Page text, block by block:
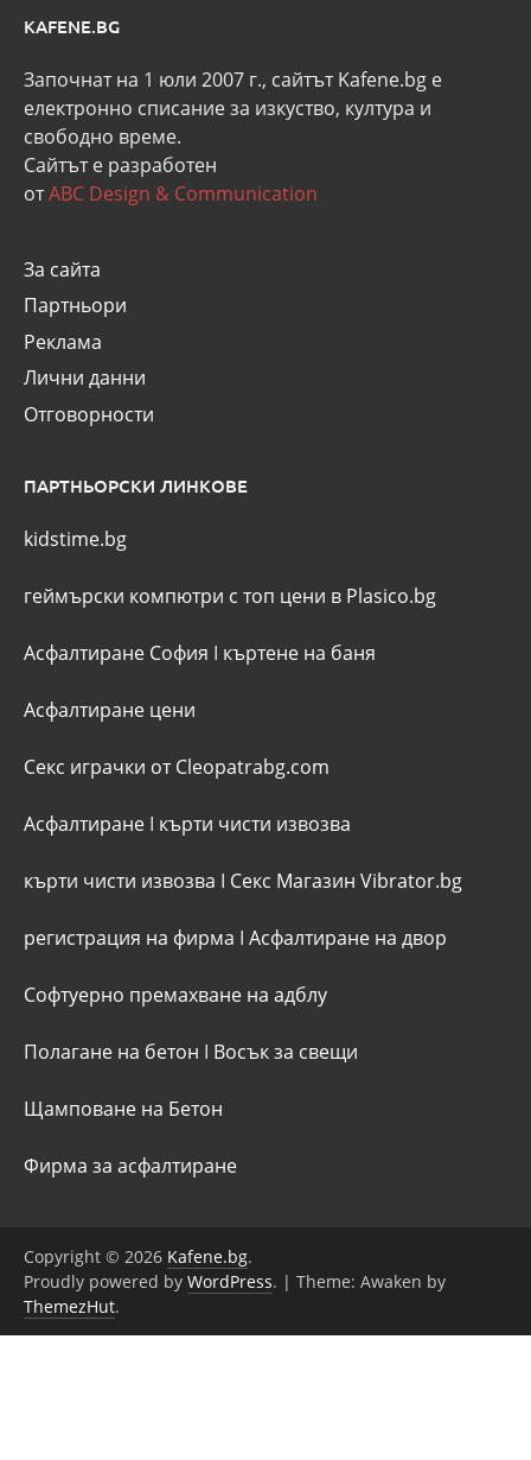
KAFENE.BG
Започнат на 1 юли 2007 г., сайтът Kafene.bg e
eлектронно списание за изкуство, култура и
свободно време.
Сайтът е разработен
отABC Design & Communication
За сайта
Партньори
Реклама
Лични данни
Отговорности
ПАРТНЬОРСКИ ЛИНКОВЕ
kidstime.bg
геймърски компютри с топ цени в Plasico.bg
Асфалтиране София I къртене на баня
Асфалтиране цени
Секс играчки от Cleopatrabg.com
Асфалтиране I кърти чисти извозва
кърти чисти извозва I Секс Магазин Vibrator.bg
регистрация на фирма I Асфалтиране на двор
Софтуерно премахване на адблу
Полагане на бетон I Восък за свещи
Щамповане на Бетон
Фирма за асфалтиране
Copyright © 2026 Kafene.bg.
Proudly powered by WordPress. | Theme: Awaken by
ThemezHut.